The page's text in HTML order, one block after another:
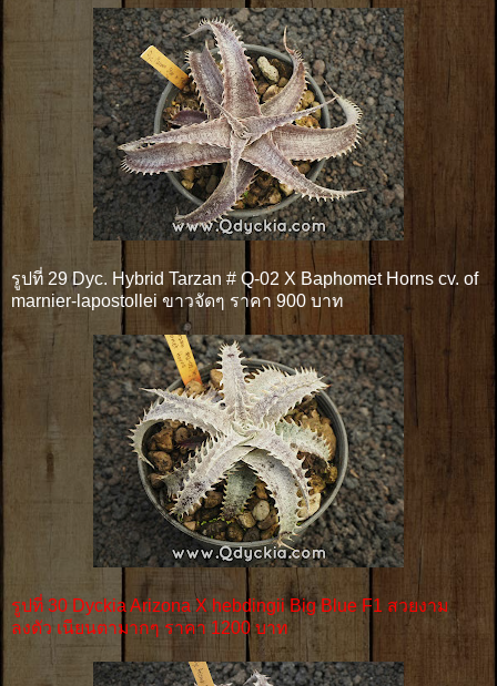
รูปที่ 29 Dyc. Hybrid Tarzan # Q-02 X Baphomet Horns cv. of
marnier-lapostollei ขาวจัดๆ ราคา 900 บาท
รูปที่ 30 Dyckia Arizona X hebdingii Big Blue F1 สวยงาม
ลงตัว เนียนตามากๆ ราคา 1200 บาท